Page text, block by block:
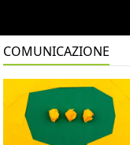
COMUNICAZIONE